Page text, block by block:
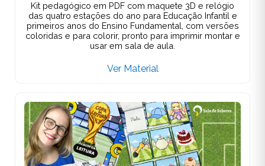
Kit pedagógico em PDF com maquete 3D e relógio
das quatro estações do ano para Educação Infantil e
primeiros anos do Ensino Fundamental, com versões
coloridas e para colorir, pronto para imprimir montar e
usar em sala de aula.
Ver Material